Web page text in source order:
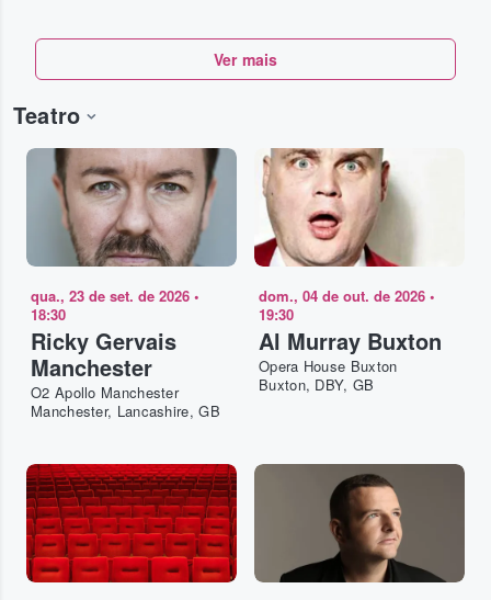
Ver mais
Teatro
qua., 23 de set. de 2026 •
18:30
Ricky Gervais
Manchester
O2 Apollo Manchester
Manchester, Lancashire, GB
dom., 04 de out. de 2026 •
19:30
Al Murray Buxton
Opera House Buxton
Buxton, DBY, GB